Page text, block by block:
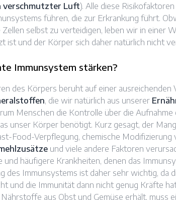
verschmutzter Luft). Alle diese
führen, die zur Erkrankung führt.
selbst zu verteidigen, leben wir in einer
ist und der Körper sich daher natürlich nicht
Immunsystem stärken?
des Körpers beruht auf einer ausreichenden
, die wir natürlich aus unserer
Menschen die Kontrolle über die Aufnahme
unser Körper benötigt. Kurz gesagt, der
Food-Verpflegung, chemische Modifizierung
und viele andere Faktoren
häufigere Krankheiten, denen das
des Immunsystems ist daher sehr wichtig, da
und die Immunität dann nicht genug Kräfte
aus Obst und Gemüse erhält, muss